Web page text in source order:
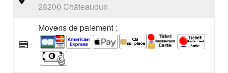
28200 Châteaudun
Moyens de paiement :